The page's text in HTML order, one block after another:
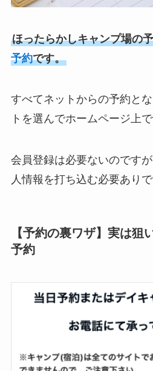
ほったらかしキャンプ場の
予約です。
すべてネットからの予約と
トを選んでホームページ上
会員登録は必要ないのです
人情報を打ち込む必要ありで
【予約の裏ワザ】実は狙
予約